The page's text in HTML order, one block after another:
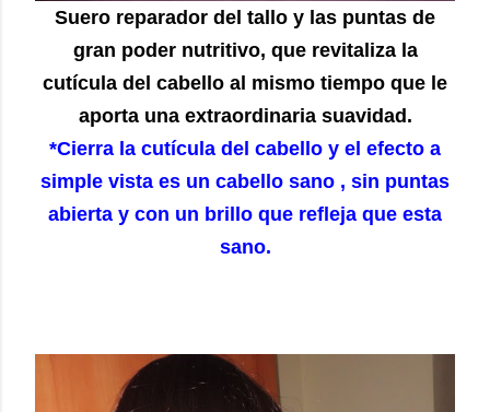
Suero reparador del tallo y las puntas de
gran poder nutritivo, que revitaliza la
cutícula del cabello al mismo tiempo que le
aporta una extraordinaria suavidad.
*Cierra la cutícula del cabello y el efecto a
simple vista es un cabello sano , sin puntas
abierta y con un brillo que refleja que esta
sano.